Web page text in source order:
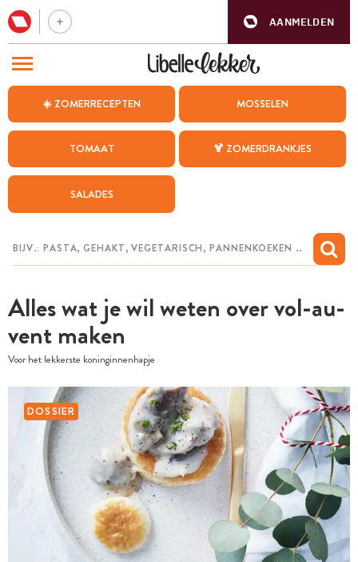
AANMELDEN
☀️ ZOMERRECEPTEN MOSSELEN
TOMAAT 🍹 ZOMERDRANKJES
SALADES
Alles wat je wil weten over vol-au-
vent maken
Voor het lekkerste koninginnenhapje
DOSSIER
BEZOEK ONZE ANDERE WEBSITES
WEEKMENU
CHAT MET MAIA
MIJN BEWAARDE RECEPTEN